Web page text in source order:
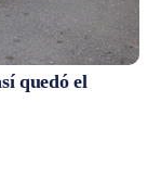
quedó el